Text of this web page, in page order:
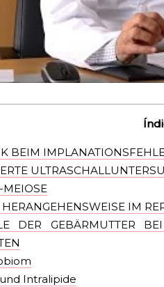
BEIM
MEIOSE
HERANGEHENSWEISE IM
DER GEBÄRMUTTER
und Intralipide